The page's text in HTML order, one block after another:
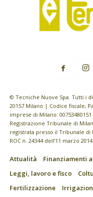
© Tecniche Nuove Spa. Tutti i
20157 Milano | Codice fiscale,
imprese di Milano: 00753480151
Registrazione Tribunale di
registrata presso il Tribunale di
ROC n. 24344 dell’11 marzo 2014
Attualità Finanziamenti
Leggi, lavoro e fisco
Fertilizzazione